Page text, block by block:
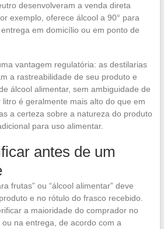
desenvolveram a venda direta
exemplo, oferece álcool a 90° para
em domicílio ou em ponto de
vantagem regulatória: as destilarias
a rastreabilidade de seu produto e
álcool alimentar, sem ambiguidade de
é geralmente mais alto do que em
a certeza sobre a natureza do produto
para uso alimentar.
antes de um
frutas” ou “álcool alimentar” deve
e no rótulo do frasco recebido.
a maioridade do comprador no
na entrega, de acordo com a